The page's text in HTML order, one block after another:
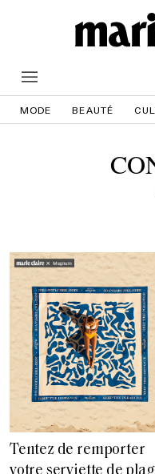
MODE BEAUTÉ
Tentez de remporter